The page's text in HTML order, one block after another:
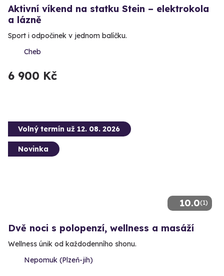
Aktivní víkend na statku Stein – elektrokola
a lázně
Sport i odpočinek v jednom balíčku.
Cheb
6 900 Kč
10.0(1)
Volný termín už 12. 08. 2026
Novinka
Dvě noci s polopenzí, wellness a masáží
Wellness únik od každodenního shonu.
Nepomuk (Plzeň-jih)